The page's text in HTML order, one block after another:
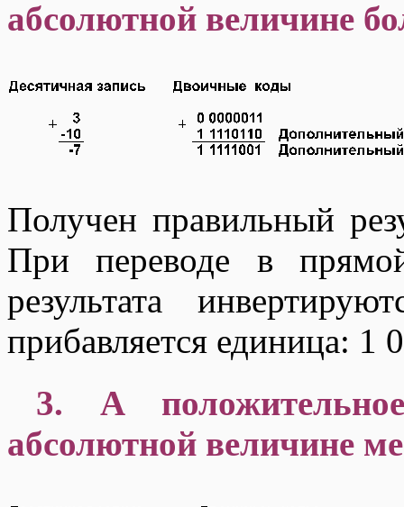
абсолютной величине
Получен правильный
При переводе в
результата
прибавляется единица: 1
3. А
абсолютной величине